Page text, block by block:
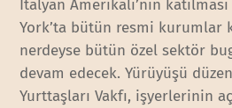
İtalyan Amerikalı’nın
York’ta bütün resmi kurumlar
nerdeyse bütün özel sektör
devam edecek. Yürüyüşü
Yurttaşları Vakfı, işyerlerinin